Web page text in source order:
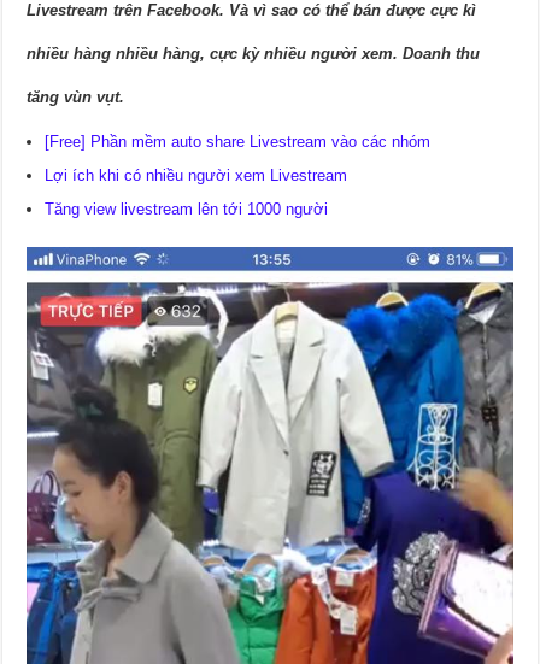
Livestream trên Facebook. Và vì sao có thể bán được cực kì
nhiều hàng nhiều hàng, cực kỳ nhiều người xem. Doanh thu
tăng vùn vụt.
[Free] Phần mềm auto share Livestream vào các nhóm
Lợi ích khi có nhiều người xem Livestream
Tăng view livestream lên tới 1000 người